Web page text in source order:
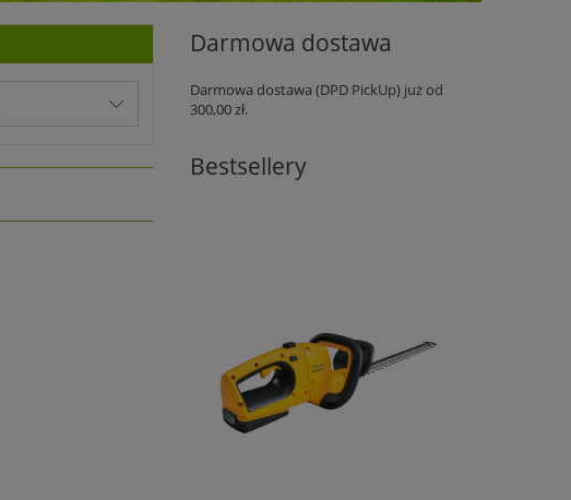
Darmowa dostawa
Darmowa dostawa (DPD PickUp) już od
300,00 zł.
Bestsellery